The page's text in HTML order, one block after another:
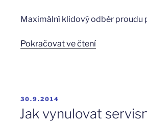
Maximální klidový odběr proudu
Pokračovat ve čtení„Vybíjení
PUBLIKOVÁNO
30.9.2014
Jak vynulovat